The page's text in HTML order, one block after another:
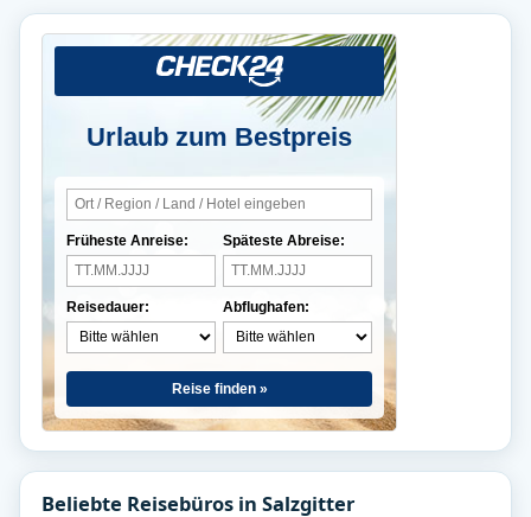
Urlaub zum Bestpreis
Früheste Anreise:
Reisedauer:
Späteste Abreise:
Abflughafen:
Reise finden »
Beliebte Reisebüros in Salzgitter